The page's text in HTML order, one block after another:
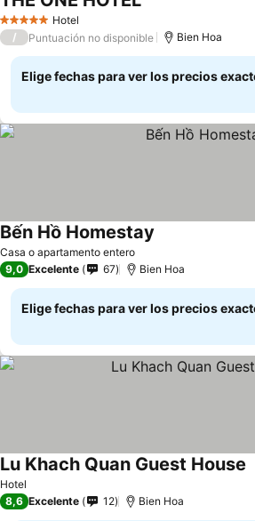
5 Estrellas Hotel
Ver precios
/ Puntuación no disponible Bien Hoa
Elige fechas para ver los precios
Casa o apartamento entero
Bến Hồ Homestay
9,0 Excelente 67 Bien Hoa
Elige fechas para ver los precios
Hotel
Lu Khach Quan Guest House
8,6 Excelente 12 Bien Hoa